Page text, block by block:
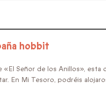
hobbit
«El Señor de los Anillos», esta
En Mi Tesoro, podréis